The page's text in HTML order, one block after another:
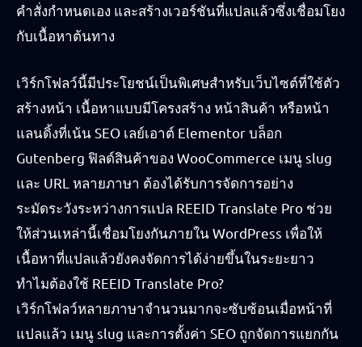
คำสั่งกำหนดเอง และสร้างเวอร์ชันที่แปลแล้วซึ่งเชื่อมโยง
กับเนื้อหาต้นทาง
เวิร์กโฟลว์นี้มีประโยชน์เป็นพิเศษสำหรับเว็บไซต์ที่ใช้ตัว
สร้างหน้า เนื้อหาแบบมีโครงสร้าง หน้าสินค้า หรือหน้า
แลนดิ้งที่เน้น SEO เลย์เอาต์ Elementor บล็อก
Gutenberg ฟิลด์สินค้าของ WooCommerce เมนู slug
และ URL หลายภาษา ต้องได้รับการจัดการอย่าง
ระมัดระวังระหว่างการแปล REEID Translate Pro ช่วย
ให้ส่วนเหล่านี้เชื่อมโยงกันภายใน WordPress เพื่อให้
เนื้อหาที่แปลแล้วยังคงจัดการได้ง่ายขึ้นในระยะยาว
ทำไมต้องใช้ REEID Translate Pro?
เวิร์กโฟลว์หลายภาษาจำนวนมากจะซับซ้อนเมื่อหน้าที่
แปลแล้ว เมนู slug และการตั้งค่า SEO ถูกจัดการแยกกัน